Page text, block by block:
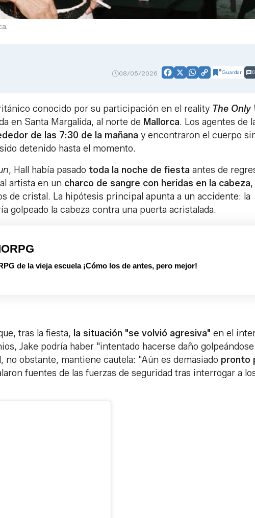
08/05/2026 Facebook
X WhatsApp
CopyGuardar 0
conocido por su participación en el reality The Only
en Santa Margalida, al norte de Mallorca. Los agentes de
de las 7:30 de la mañana y encontraron el cuerpo
detenido hasta el momento.
, Hall había pasado toda la noche de fiesta antes de
artista en un charco de sangre con heridas en la cabeza,
de cristal. La hipótesis principal apunta a un accidente: la
golpeado la cabeza contra una puerta acristalada.
de la vieja escuela ¡Cómo los de antes, pero mejor!
tras la fiesta, la situación "se volvió agresiva" en el
Jake podría haber "intentado hacerse daño
no obstante, mantiene cautela: "Aún es demasiado pronto
fuentes de las fuerzas de seguridad tras interrogar a